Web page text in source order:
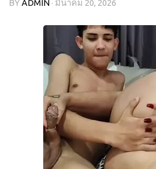
BYADMIN · มีนาคม 20, 2026